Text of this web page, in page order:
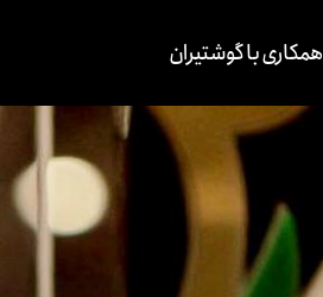
همکاری با گوشتیران